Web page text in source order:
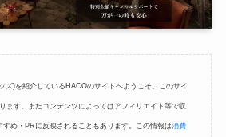
ズ)を紹介しているHACOのサイトへようこそ。このサイ
ます、またコンテンツによってはアフィリエイト等で収
すめ・PRに反映されることもあります。この情報は消費